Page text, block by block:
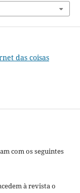
das coisas
com os seguintes
à revista o